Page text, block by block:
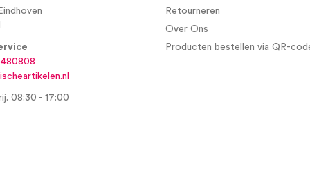
08:30 - 17:00
Retourneren
Over Ons
Producten bestellen via QR-